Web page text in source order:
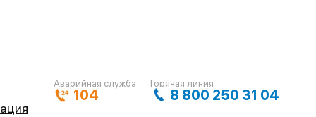
Аварийная служба
104
Горячая линия
8 800 250 31 04